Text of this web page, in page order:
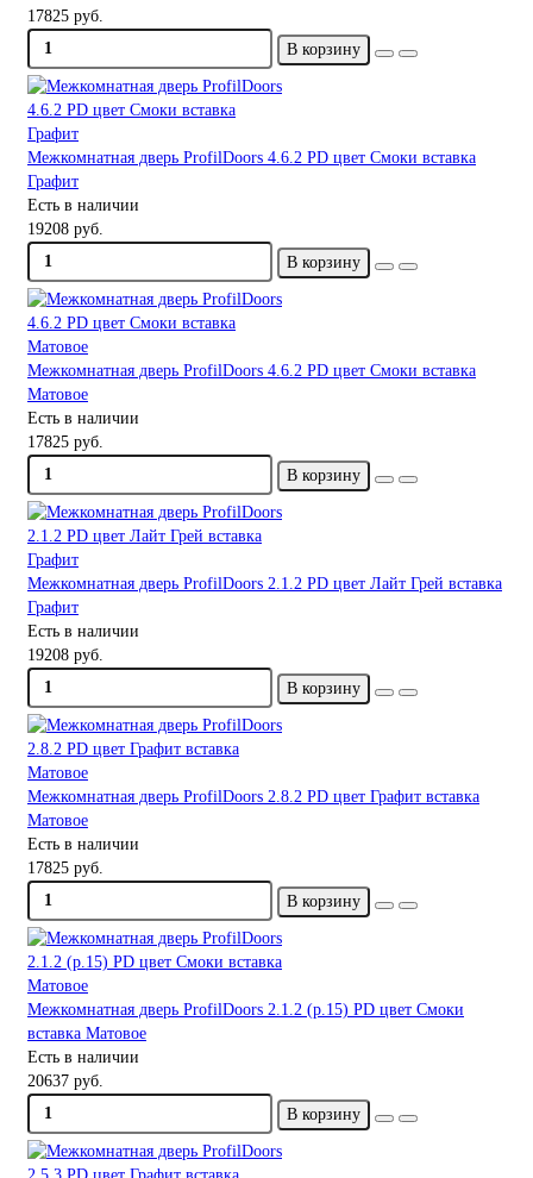
17825 руб.
В корзину
Межкомнатная дверь ProfilDoors 4.6.2 PD цвет Смоки вставка
Графит
Есть в наличии
19208 руб.
В корзину
Межкомнатная дверь ProfilDoors 4.6.2 PD цвет Смоки вставка
Матовое
Есть в наличии
17825 руб.
В корзину
Межкомнатная дверь ProfilDoors 2.1.2 PD цвет Лайт Грей вставка
Графит
Есть в наличии
19208 руб.
В корзину
Межкомнатная дверь ProfilDoors 2.8.2 PD цвет Графит вставка
Матовое
Есть в наличии
17825 руб.
В корзину
Межкомнатная дверь ProfilDoors 2.1.2 (р.15) PD цвет Смоки
вставка Матовое
Есть в наличии
20637 руб.
В корзину